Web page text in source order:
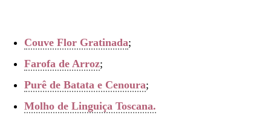
Couve Flor Gratinada;
Farofa de Arroz;
Purê de Batata e Cenoura;
Molho de Linguiça Toscana.